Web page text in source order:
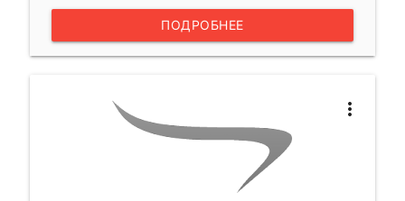
ПОДРОБНЕЕ
more_vert